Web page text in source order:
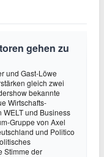
gehen zu
und Gast-Löwe
gleich zwei
bekannte
Wirtschafts-
und Business
Gruppe von Axel
und Politico
Stimme der